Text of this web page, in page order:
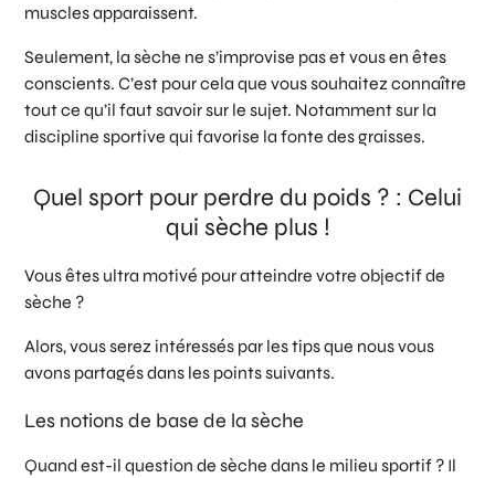
muscles apparaissent.
Seulement, la sèche ne s’improvise pas et vous en êtes
conscients. C’est pour cela que vous souhaitez connaître
tout ce qu’il faut savoir sur le sujet. Notamment sur la
discipline sportive qui favorise la fonte des graisses.
Quel sport pour perdre du poids ? : Celui
qui sèche plus !
Vous êtes ultra motivé pour atteindre votre objectif de
sèche ?
Alors, vous serez intéressés par les tips que nous vous
avons partagés dans les points suivants.
Les notions de base de la sèche
Quand est-il question de sèche dans le milieu sportif ? Il